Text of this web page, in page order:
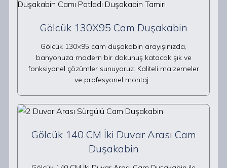
Gölcük 130X95 Cam Duşakabin
Gölcük 130×95 cam duşakabin arayışınızda,
banyonuza modern bir dokunuş katacak şık ve
fonksiyonel çözümler sunuyoruz. Kaliteli malzemeler
ve profesyonel montaj…
Gölcük 140 CM İki Duvar Arası Cam
Duşakabin